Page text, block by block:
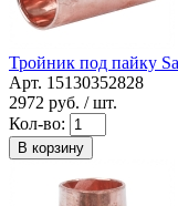
Тройник под пайку
Арт. 15130352828
2972 руб. / шт.
Кол-во:
В корзину